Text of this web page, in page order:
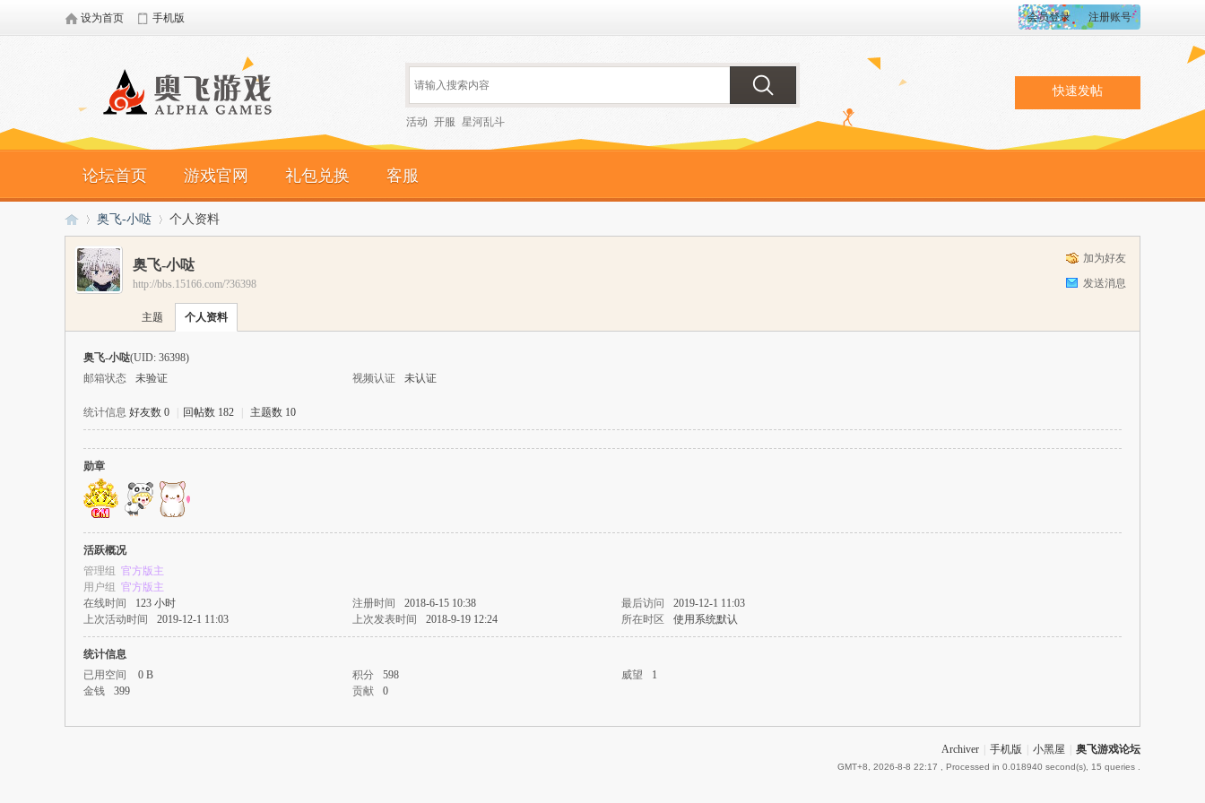
会员登录 注册账号
设为首页 手机版
活动 开服 星河乱斗
快速发帖
论坛首页 游戏官网 礼包兑换 客服
奥›
奥飞-小哒 个人资料
加为好友
发送消息
奥飞-小哒
http://bbs.15166.com/?36398
主题 个人资料
奥飞-小哒(UID: 36398)
邮箱状态
未验证 视频认证 未认证
统计信息 好友数 0 回帖数 182 主题数 10
勋章
活跃概况
管理组 官方版主
用户组 官方版主
在线时间
123 小时 注册时间 2018-6-15 10:38 最后访问
2019-12-1 11:03
上次活动时间
2019-12-1 11:03 上次发表时间 2018-9-19 12:24 所在时区 使用系统默认
统计信息
已用空间
0 B 积分 598 威望
1
金钱
399 贡献 0
Archiver 手机版 小黑屋 奥飞游戏论坛
GMT+8, 2026-8-8 22:17 , Processed in 0.018940 second(s), 15 queries .